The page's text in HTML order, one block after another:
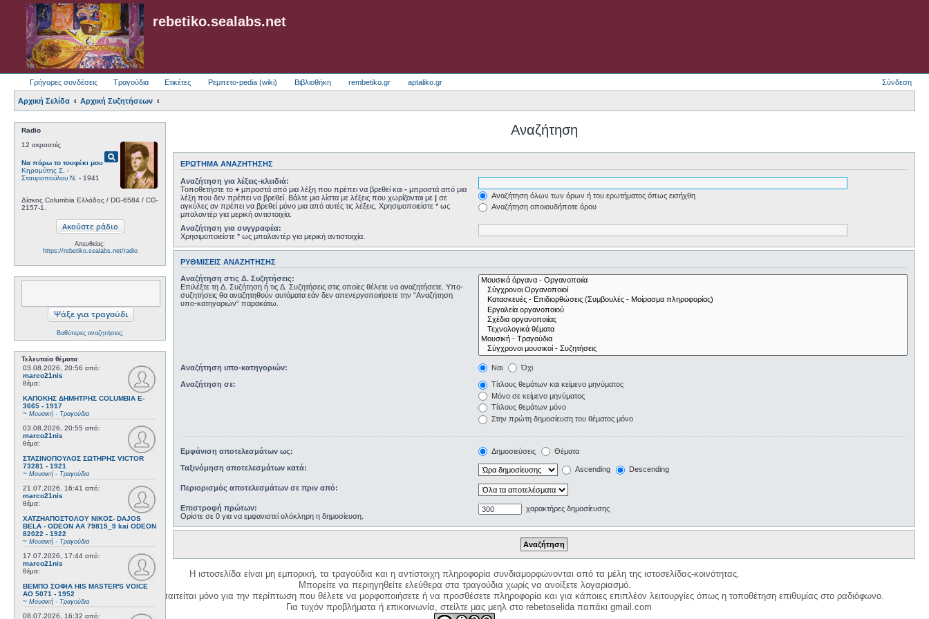
rebetiko.sealabs.net
Γρήγορες συνδέσεις Τραγούδια Ετικέτες Ρεμπετο-pedia (wiki) Βιβλιοθήκη rembetiko.gr aptaliko.gr Σύνδεση
Αρχική Σελίδα Αρχική Συζητήσεων
Radio
12 ακροατές
Να πάρω το τουφέκι μουpageview
Κηρομύτης Σ. -
Σταυροπούλου Ν. - 1941
Δίσκος Columbia Ελλάδος / DG-6584 / CG-
2157-1.
Απευθείας:
https://rebetiko.sealabs.net/radio
Βαθύτερες αναζητήσεις;
Τελευταία θέματα
03.08.2026, 20:56 από:
marco21nis
θέμα:
ΚΑΠΟΚΗΣ ΔΗΜΗΤΡΗΣ COLUMBIA E-
3665 - 1917
~ Μουσική - Τραγούδια
03.08.2026, 20:55 από:
marco21nis
θέμα:
ΣΤΑΣΙΝΟΠΟΥΛΟΣ ΣΩΤΗΡΗΣ VICTOR
73281 - 1921
~ Μουσική - Τραγούδια
21.07.2026, 16:41 από:
marco21nis
θέμα:
ΧΑΤΖΗΑΠΟΣΤΟΛΟΥ ΝΙΚΟΣ- DAJOS
BELA - ODEON AA 79815_9 kai ODEON
82022 - 1922
~ Μουσική - Τραγούδια
17.07.2026, 17:44 από:
marco21nis
θέμα:
ΒΕΜΠΟ ΣΟΦΙΑ HIS MASTER'S VOICE
AO 5071 - 1952
~ Μουσική - Τραγούδια
08.07.2026, 16:32 από:
Αναζήτηση
ΕΡΏΤΗΜΑ ΑΝΑΖΉΤΗΣΗΣ
Αναζήτηση για λέξεις-κλειδιά:
Τοποθετήστε το + μπροστά από μια λέξη που πρέπει να βρεθεί και - μπροστά από μια
λέξη που δεν πρέπει να βρεθεί. Βάλτε μια λίστα με λέξεις που χωρίζονται με | σε
αγκύλες αν πρέπει να βρεθεί μόνο μια από αυτές τις λέξεις. Χρησιμοποιείστε * ως
μπαλαντέρ για μερική αντιστοιχία.
Αναζήτηση όλων των όρων ή του ερωτήματος όπως εισήχθη
Αναζήτηση οποιουδήποτε όρου
Αναζήτηση για συγγραφέα:
Χρησιμοποιείστε * ως μπαλαντέρ για μερική αντιστοιχία.
ΡΥΘΜΊΣΕΙΣ ΑΝΑΖΉΤΗΣΗΣ
Αναζήτηση στις Δ. Συζητήσεις:
Επιλέξτε τη Δ. Συζήτηση ή τις Δ. Συζητήσεις στις οποίες θέλετε να αναζητήσετε. Υπο-
συζητήσεις θα αναζητηθούν αυτόματα εάν δεν απενεργοποιήσετε την “Αναζήτηση
υπο-κατηγοριών“ παρακάτω.
Αναζήτηση υπο-κατηγοριών: Ναι Όχι
Αναζήτηση σε:
Τίτλους θεμάτων και κείμενο μηνύματος
Μόνο σε κείμενο μηνύματος
Τίτλους θεμάτων μόνο
Στην πρώτη δημοσίευση του θέματος μόνο
Εμφάνιση αποτελεσμάτων ως: Δημοσιεύσεις Θέματα
Ταξινόμηση αποτελεσμάτων κατά: Ascending Descending
Περιορισμός αποτελεσμάτων σε πριν από:
Επιστροφή πρώτων:
Ορίστε σε 0 για να εμφανιστεί ολόκληρη η δημοσίευση.
χαρακτήρες δημοσίευσης
Η ιστοσελίδα είναι μη εμπορική, τα τραγούδια και η αντίστοιχη πληροφορία συνδιαμορφώνονται από τα μέλη της ιστοσελίδας-κοινότητας.
Μπορείτε να περιηγηθείτε ελεύθερα στα τραγούδια χωρίς να ανοίξετε λογαριασμό.
Η δημιουργία λογαριασμού απαιτείται μόνο για την περίπτωση που θέλετε να μορφοποιήσετε ή να προσθέσετε πληροφορία και για κάποιες επιπλέον λειτουργίες όπως η τοποθέτηση επιθυμίας στο ραδιόφωνο.
Για τυχόν προβλήματα ή επικοινωνία, στείλτε μας μεηλ στο rebetoselida παπάκι gmail.com